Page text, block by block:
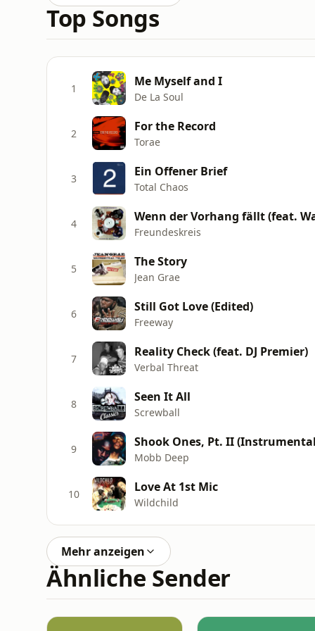
Top Songs
1 Me Myself and I
De La Soul
2 For the Record
Torae
3 Ein Offener Brief
Total Chaos
4 Wenn der Vorhang fällt (feat.
Freundeskreis
5 The Story
Jean Grae
6 Still Got Love (Edited)
Freeway
7 Reality Check (feat. DJ Premier)
Verbal Threat
8 Seen It All
Screwball
9 Shook Ones, Pt. II
Mobb Deep
10 Love At 1st Mic
Wildchild
Mehr anzeigen
Ähnliche Sender